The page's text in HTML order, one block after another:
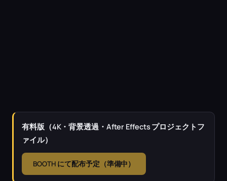
有料版（4K・背景透過・After Effects プロジェクトフ
ァイル）
BOOTH にて配布予定（準備中）